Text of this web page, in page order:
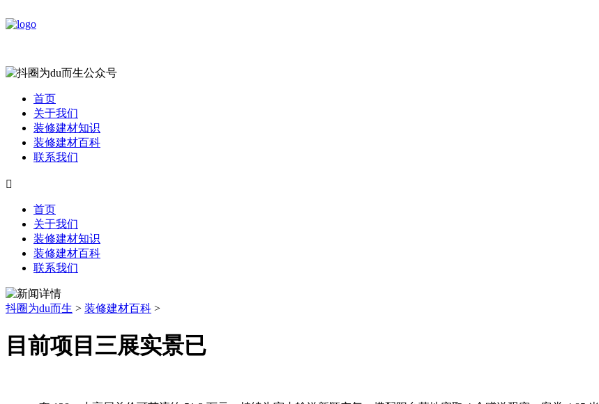
首页
关于我们
装修建材知识
装修建材百科
联系我们

首页
关于我们
装修建材知识
装修建材百科
联系我们
抖圈为du而生 > 装修建材百科 >
目前项目三展实景已